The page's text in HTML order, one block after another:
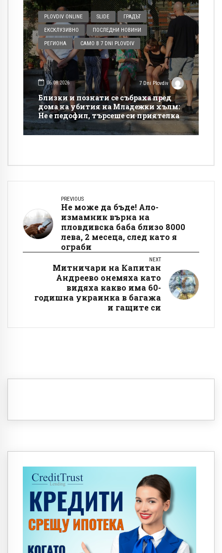
PLOVDIV ONLINE SLIDE ГРАДЪТ
ЕКСКЛУЗИВНО ПОСЛЕДНИ НОВИНИ
РЕГИОНА САМО В 7 DNI PLOVDIV
06.08.2026 7 Dni Plovdiv
Близки и познати се събраха пред
дома на убития на Младежки хълм:
Не е педофил, търсеше си приятелка
PREVIOUS
Не може да бъде! Ало-
измамник върна на
пловдивска баба близо 8000
лева, 2 месеца, след като я
ограби
NEXT
Митничари на Капитан
Андреево онемяха като
видяха какво има 60-
годишна украинка в багажа
и гащите си